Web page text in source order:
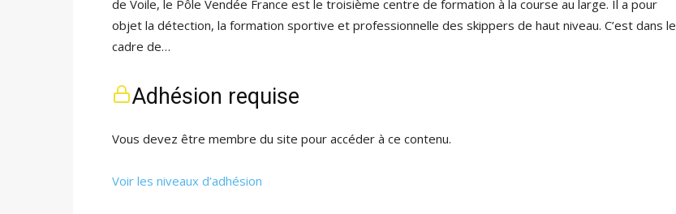
de Voile, le Pôle Vendée France est le troisième centre de formation à la course au large. Il a pour
objet la détection, la formation sportive et professionnelle des skippers de haut niveau. C’est dans le
cadre de…
Adhésion requise
Vous devez être membre du site pour accéder à ce contenu.
Voir les niveaux d’adhésion